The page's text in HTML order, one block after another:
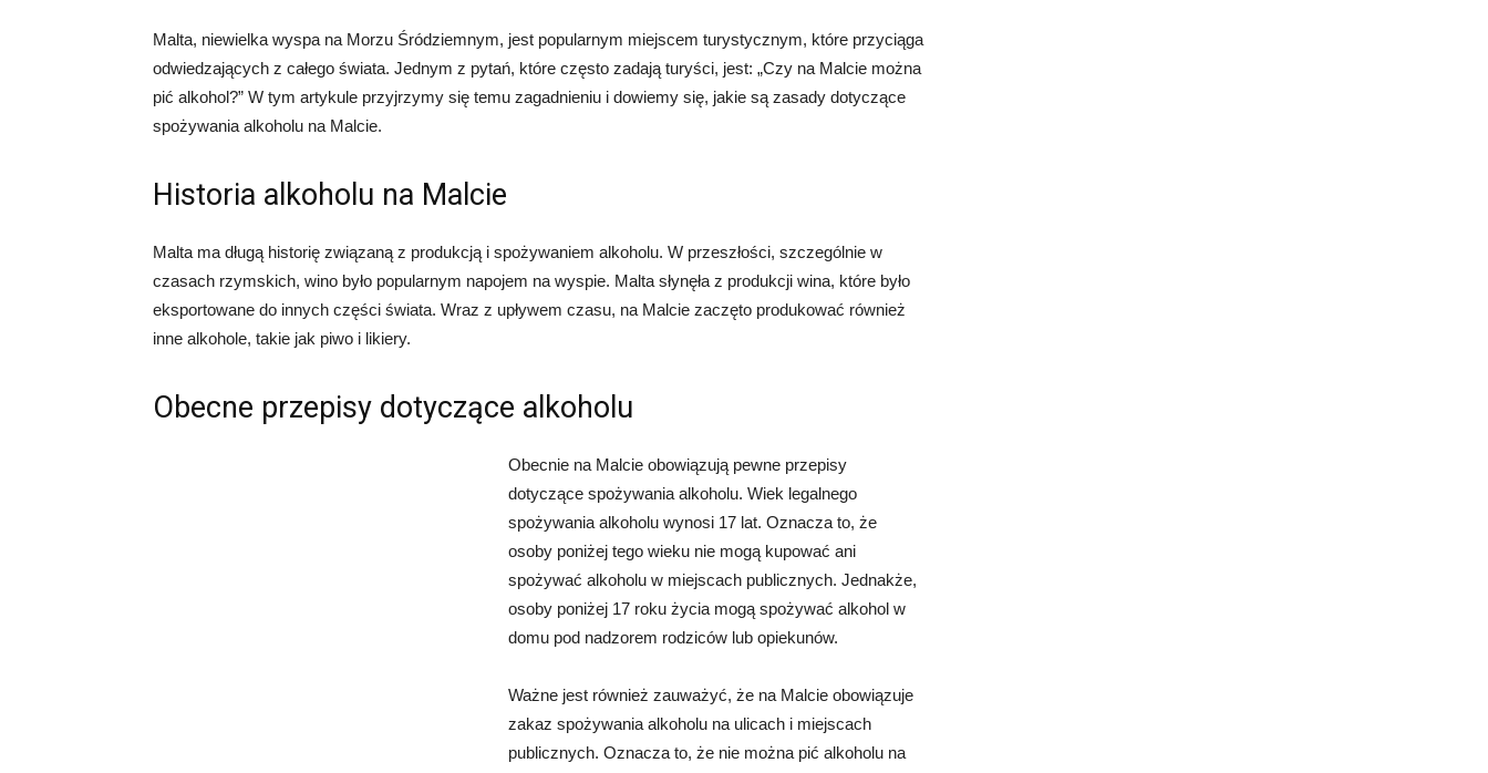
Malta, niewielka wyspa na Morzu Śródziemnym, jest popularnym miejscem turystycznym, które przyciąga
odwiedzających z całego świata. Jednym z pytań, które często zadają turyści, jest: „Czy na Malcie można
pić alkohol?” W tym artykule przyjrzymy się temu zagadnieniu i dowiemy się, jakie są zasady dotyczące
spożywania alkoholu na Malcie.
Historia alkoholu na Malcie
Malta ma długą historię związaną z produkcją i spożywaniem alkoholu. W przeszłości, szczególnie w
czasach rzymskich, wino było popularnym napojem na wyspie. Malta słynęła z produkcji wina, które było
eksportowane do innych części świata. Wraz z upływem czasu, na Malcie zaczęto produkować również
inne alkohole, takie jak piwo i likiery.
Obecne przepisy dotyczące alkoholu
Obecnie na Malcie obowiązują pewne przepisy
dotyczące spożywania alkoholu. Wiek legalnego
spożywania alkoholu wynosi 17 lat. Oznacza to, że
osoby poniżej tego wieku nie mogą kupować ani
spożywać alkoholu w miejscach publicznych. Jednakże,
osoby poniżej 17 roku życia mogą spożywać alkohol w
domu pod nadzorem rodziców lub opiekunów.
Ważne jest również zauważyć, że na Malcie obowiązuje
zakaz spożywania alkoholu na ulicach i miejscach
publicznych. Oznacza to, że nie można pić alkoholu na